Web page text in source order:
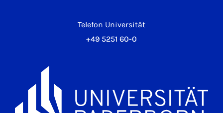
Telefon Universität
+49 5251 60-0